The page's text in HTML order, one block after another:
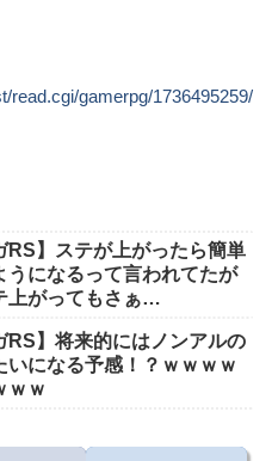
read.cgi/gamerpg/1736495259/
RS】ステが上がったら簡単
うになるって言われてたが
上がってもさぁ…
RS】将来的にはノンアルの
いになる予感！？ｗｗｗｗ
ｗｗ